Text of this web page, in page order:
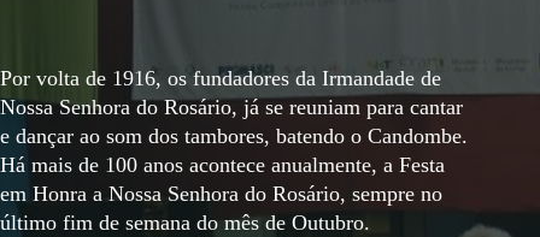
Por volta de 1916, os fundadores da Irmandade de
Nossa Senhora do Rosário, já se reuniam para cantar
e dançar ao som dos tambores, batendo o Candombe.
Há mais de 100 anos acontece anualmente, a Festa
em Honra a Nossa Senhora do Rosário, sempre no
último fim de semana do mês de Outubro.